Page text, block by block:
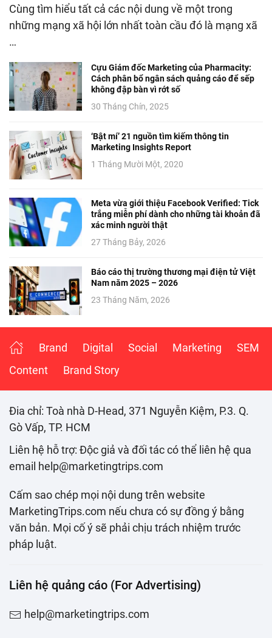
Cùng tìm hiểu tất cả các nội dung về một trong
những mạng xã hội lớn nhất toàn cầu đó là mạng xã
…
Cựu Giám đốc Marketing của Pharmacity:
Cách phân bổ ngân sách quảng cáo để sếp
không đập bàn vì rớt số
30 Tháng Chín, 2025
‘Bật mí’ 21 nguồn tìm kiếm thông tin
Marketing Insights Report
1 Tháng Mười Một, 2020
Meta vừa giới thiệu Facebook Verified: Tick
trắng miễn phí dành cho những tài khoản đã
xác minh người thật
27 Tháng Bảy, 2026
Báo cáo thị trường thương mại điện tử Việt
Nam năm 2025 – 2026
23 Tháng Năm, 2026
Brand Digital Social Marketing
SEM
Content
Brand Story
Đia chỉ: Toà nhà D-Head, 371 Nguyễn Kiệm, P.3. Q.
Gò Vấp, TP. HCM
Liên hệ hỗ trợ: Độc giả và đối tác có thể liên hệ qua
email help@marketingtrips.com
Cấm sao chép mọi nội dung trên website
MarketingTrips.com nếu chưa có sự đồng ý bằng
văn bản. Mọi cố ý sẽ phải chịu trách nhiệm trước
pháp luật.
Liên hệ quảng cáo (For Advertising)
help@marketingtrips.com